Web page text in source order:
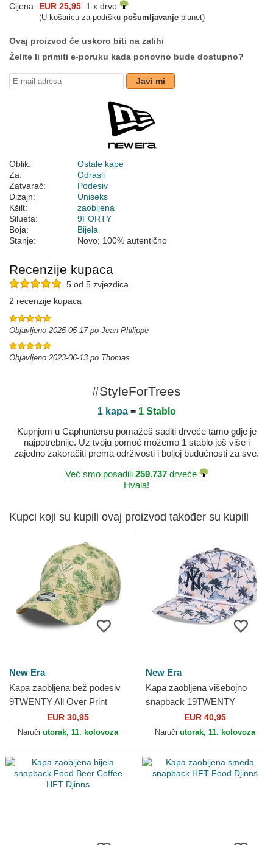
Cijena: EUR 25,95 1 x drvo
(U košaricu za podršku pošumljavanje planet)
Ovaj proizvod će uskoro biti na zalihi
Želite li primiti e-poruku kada ponovno bude dostupno?
Javi mi
Oblik:
Ostale kape
Za:
Odrasli
Zatvarač:
Podesiv
Dizajn:
Uniseks
Kšilt:
zaobljena
Silueta:
9FORTY
Boja:
Bijela
Stanje:
Novo; 100% autentično
Recenzije kupaca
5 od 5 zvjezdica
2 recenzije kupaca
Objavljeno 2025-05-17 po Jean Philippe
Objavljeno 2023-06-13 po Thomas
#StyleForTrees
1 kapa= 1 Stablo
Kupnjom u Caphuntersu pomažeš saditi drveće tamo gdje je
najpotrebnije. Uz tvoju pomoć možemo 1 stablo još više i
zajedno zakoračiti prema održivosti i boljoj budućnosti za sve.
Već smo posadili 259.737drveće
Hvala!
Kupci koji su kupili ovaj proizvod također su kupili
New Era
Kapa zaobljena bež podesiv
9TWENTY All Over Print
Tropical New York Yankees
MLB New Era
EUR 30,95
Naruči utorak, 11. kolovoza
New Era
Kapa zaobljena višebojno
snapback 19TWENTY
Printed Tropical New York
Yankees MLB New Era
EUR 40,95
Naruči utorak, 11. kolovoza